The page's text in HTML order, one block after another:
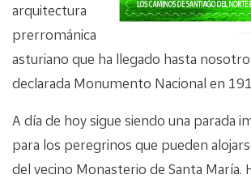
arquitectura
prerrománica
asturiano que ha llegado hasta
declarada Monumento Nacional en
A día de hoy sigue siendo una parada
para los peregrinos que pueden
del vecino Monasterio de Santa María.